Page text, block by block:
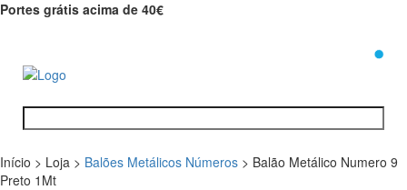
Portes grátis acima de 40€
Início > Loja > Balões Metálicos Números > Balão Metálico Numero 9
Preto 1Mt